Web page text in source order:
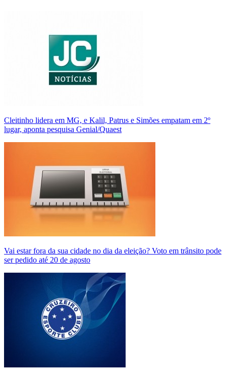
Cleitinho lidera em MG, e Kalil, Patrus e Simões empatam em 2º
lugar, aponta pesquisa Genial/Quaest
Vai estar fora da sua cidade no dia da eleição? Voto em trânsito pode
ser pedido até 20 de agosto